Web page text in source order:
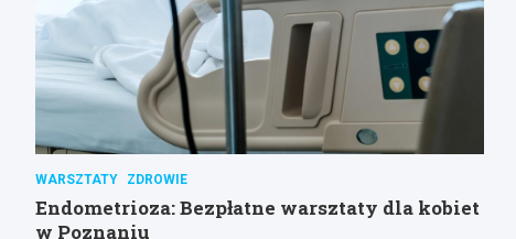
WARSZTATY ZDROWIE
Endometrioza: Bezpłatne warsztaty dla kobiet
w Poznaniu